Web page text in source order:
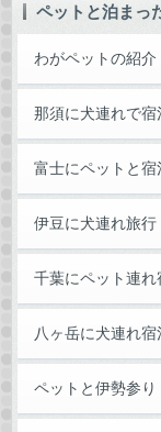
ペットと泊まっ
わがペットの紹介
那須に犬連れで宿
富士にペットと宿
伊豆に犬連れ旅行
千葉にペット連れ
八ヶ岳に犬連れ宿
ペットと伊勢参り